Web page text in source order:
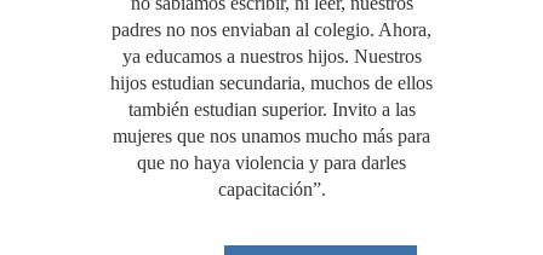
padres no nos enviaban al colegio. Ahora,
ya educamos a nuestros hijos. Nuestros
hijos estudian secundaria, muchos de ellos
también estudian superior. Invito a las
mujeres que nos unamos mucho más para
que no haya violencia y para darles
capacitación”.